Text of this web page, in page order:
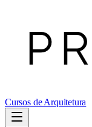
Cursos de Arquitetura